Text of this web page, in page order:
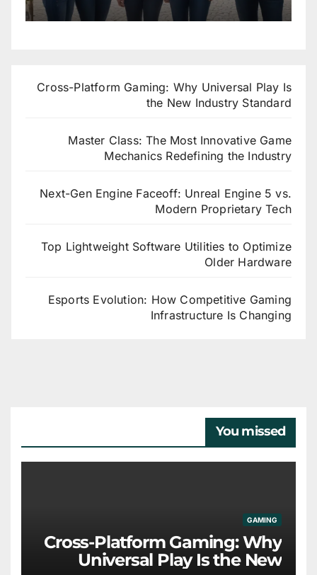
Cross-Platform Gaming: Why Universal Play Is
the New Industry Standard
Master Class: The Most Innovative Game
Mechanics Redefining the Industry
Next-Gen Engine Faceoff: Unreal Engine 5 vs.
Modern Proprietary Tech
Top Lightweight Software Utilities to Optimize
Older Hardware
Esports Evolution: How Competitive Gaming
Infrastructure Is Changing
You missed
GAMING
Cross-Platform Gaming: Why
Universal Play Is the New